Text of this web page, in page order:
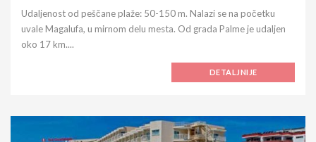
Udaljenost od peščane plaže: 50-150 m. Nalazi se na početku
uvale Magalufa, u mirnom delu mesta. Od grada Palme je udaljen
oko 17 km....
DETALJNIJE